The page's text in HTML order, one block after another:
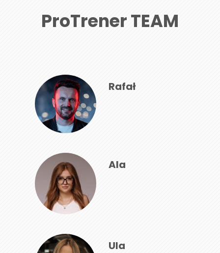
ProTrener TEAM
Rafał
Ala
Ula